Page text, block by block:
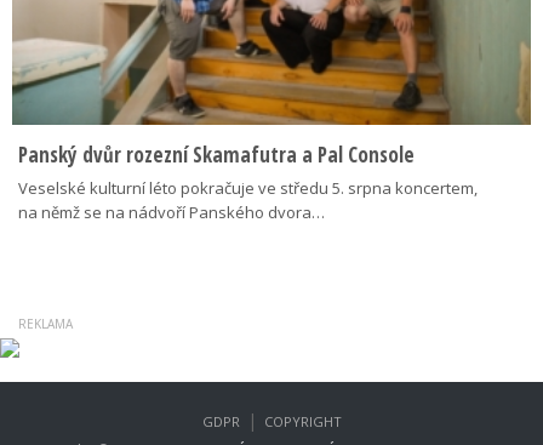
Panský dvůr rozezní Skamafutra a Pal Console
Veselské kulturní léto pokračuje ve středu 5. srpna koncertem,
na němž se na nádvoří Panského dvora…
GDPR | COPYRIGHT